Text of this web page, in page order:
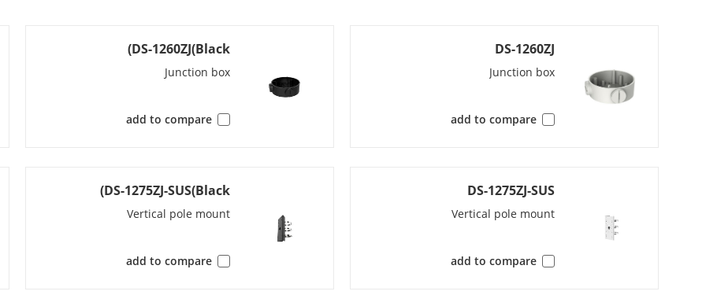
Main stream: H.265+/H.265/H.264+/H.264,
Sub-stream: H.265/H.264/MJPEG,
Third stream: H.265/H.264
32 Kbps to 16 Mbps
Main Profile
H.264 and H.265 encoding
DS-1260ZJ
Junction box
add to compare
DS-1260ZJ(Black)
Junction box
add to compare
DS-1275ZJ-SUS
Vertical pole mount
add to compare
DS-1275ZJ-SUS(Black)
Vertical pole mount
add to compare